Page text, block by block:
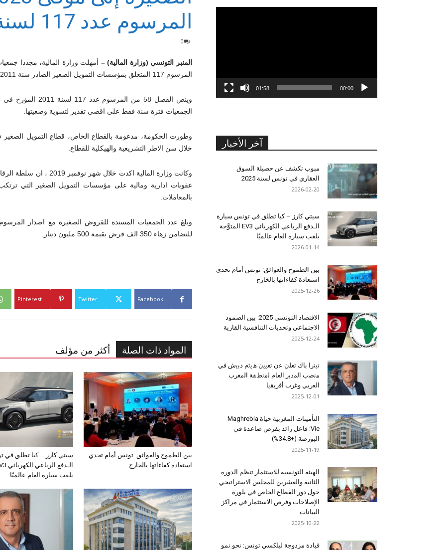
المرسوم عدد 117 لسنة 2011
0
المنبر التونسي (وزارة المالية) –
المرسوم 117 المتعلق بمؤسسات التمويل الصغير الصادر سنة 2011.
الجمعيات فترة سنة فقط على اقصى تقدير لتسوية وضعيتها.
وطورت الحكومة، مدعومة بالقطاع الخاص، قطاع التمويل
خلال سن الاطر التشريعية والهيكلية للقطاع.
وكانت وزارة المالية
عقوبات ادارية ومالية على مؤسسات التمويل الصغير التي
بالمعاملات.
للتضامن زهاء 350 الف قرض بقيمة 500 مليون دينار.
Facebook
Twitter
Pinterest
المواد ذات الصلة أكثر من مؤلف
سيتي كارز – كيا تطلق في
بلقب سيارة العام عالميًا
بين الطموح والعوائق: تونس أمام تحدي
استعادة كفاءاتها بالخارج
00:00
01:58
آخر الأخبار
مبوب تكشف عن حصيلة السوق
العقاري في تونس لسنة 2025
2026-02-20
سيتي كارز – كيا تطلق في تونس سيارة
الـدفع الرباعي الكهربائي EV3 المتوَّجة
بلقب سيارة العام عالميًا
2026-01-14
بين الطموح والعوائق: تونس أمام تحدي
استعادة كفاءاتها بالخارج
2025-12-26
الاقتصاد التونسي 2025: بين الصمود
الاجتماعي وتحديات التنافسية القارية
2025-12-24
ﺗﯾﺗرا ﺑﺎك ﺗﻌﻠن ﻋن ﺗﻌﯾﯾن ھﯾﺛم دﺑﯾش ﻓﻲ
ﻣﻧﺻب اﻟﻣدﯾر اﻟﻌﺎم ﻟﻣﻧطﻘﺔ اﻟﻣﻐرب
اﻟﻌرﺑﻲ وﻏرب أﻓرﯾﻘﯾﺎ
2025-12-01
التأمينات المغربية حياة Maghrebia
Vie: فاعل رائد بفرص صاعدة في
البورصة (+34.8%)
2025-11-19
الهيئة التونسية للاستثمار تنظم الدورة
الثانية والعشرين للمجلس الاستراتيجي
حول دور القطاع الخاص في بلورة
الإصلاحات وفرص الاستثمار في مراكز
البيانات
2025-10-22
قيادة مزدوجة لبلكسي تونس: نحو نمو